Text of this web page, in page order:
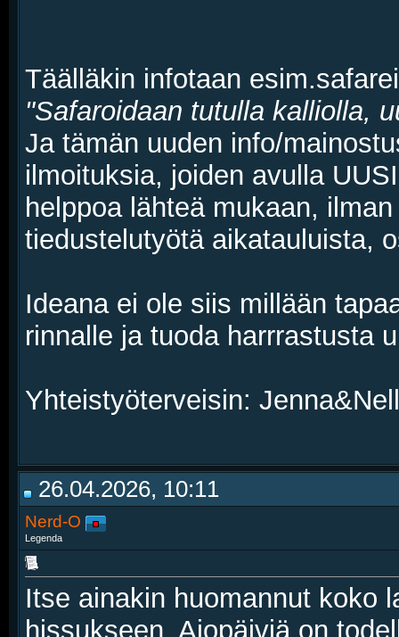
Täälläkin infotaan
"Safaroidaan tutulla kalliolla,
Ja tämän uuden info/
ilmoituksia, joiden avulla
helppoa lähteä mukaan,
tiedustelutyötä aikatauluista,
Ideana ei ole siis millään
rinnalle ja tuoda harrrastusta
Yhteistyöterveisin:
26.04.2026, 10:11
Nerd-O
Legenda
Itse ainakin huomannut koko
hissukseen. Ajopäiviä on